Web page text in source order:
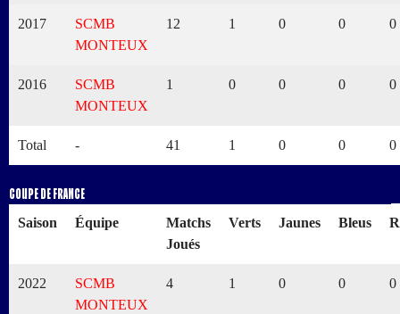
2017
SCMB
MONTEUX
12 1 0 0 0
2016
SCMB
MONTEUX
1 0 0 0 0
Total - 41 1 0 0 0
Coupe de France
Saison Équipe
Matchs
Joués
Verts Jaunes Bleus
2022
SCMB
MONTEUX
4 1 0 0 0